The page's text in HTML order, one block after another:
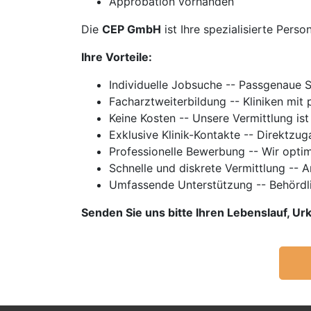
Die CEP GmbH ist Ihre spezialisierte
Ihre Vorteile:
Individuelle Jobsuche -- Passgenaue
Facharztweiterbildung -- Kliniken mit
Keine Kosten -- Unsere Vermittlung
Exklusive Klinik-Kontakte --
Professionelle Bewerbung -- Wir
Schnelle und diskrete Vermittlung --
Umfassende Unterstützung --
Senden Sie uns bitte Ihren Lebenslauf,